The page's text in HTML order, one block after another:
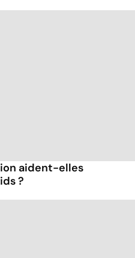
aident-elles
?